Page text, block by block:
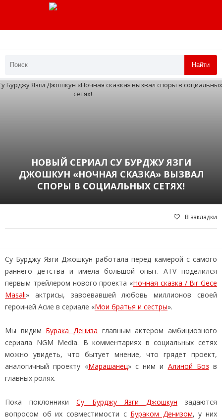
Найти
НОВЫЙ СЕРИАЛ СУ БУРДЖУ ЯЗГИ
ДЖОШКУН «НОЧНАЯ СКАЗКА» ВЫЗВАЛ
СПОРЫ В СОЦИАЛЬНЫХ СЕТЯХ!
В закладки
Су Бурджу Язги Джошкун работала перед камерой с самого
раннего детства и имела большой опыт. ATV поделился
первым трейлером нового проекта «Ночная сказка / Bir Gece
Masalı» актрисы, завоевавшей любовь миллионов своей
героиней Асие в сериале «Мои братья и сестры».
Мы видим Бурака Дениза главным актером амбициозного
сериала NGM Media. В комментариях в социальных сетях
можно увидеть, что бытует мнение, что грядет проект,
аналогичный проекту «Марашанец» с ним и Алиной Боз в
главных ролях.
Пока поклонникиСу Бурджу Язги Джошкун задаются
вопросом об их совместимости с Бураком Денизом, у них